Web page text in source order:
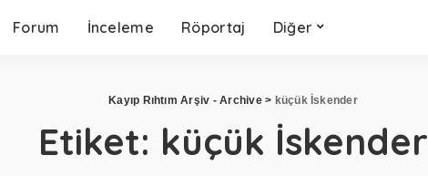
Forum İnceleme Röportaj Diğer
Kayıp Rıhtım Arşiv - Archive> küçük İskender
Etiket: küçük İskender